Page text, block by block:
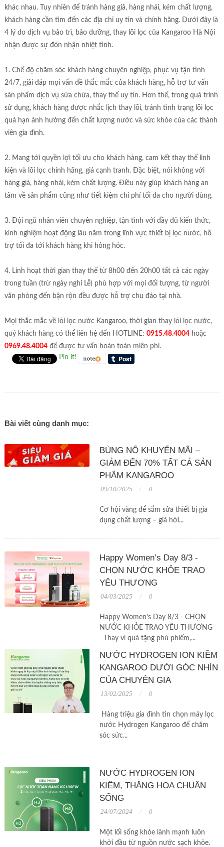
khác nhau. Tuy nhiên để tránh hàng giả, hàng nhái, kém chất lượng,
khách hàng cần tìm đến các địa chỉ uy tín và chính hãng. Dưới đây là
4 lý do dịch vụ bảo trì, bảo dưỡng, thay lõi lọc của Kangaroo Hà Nội
nhận được sự đón nhận nhiệt tình.
1. Chế độ chăm sóc khách hàng chuyên nghiệp, phục vụ tận tình
24/7, giải đáp mọi vấn đề thắc mắc của khách hàng, hỗ trợ tư vấn
sản phẩm dịch vụ sửa chữa, thay thế uy tín. Hơn thế, trong quá trình
sử dụng, khách hàng được nhắc lịch thay lõi, tránh tình trạng lõi lọc
quá hạn ảnh hưởng đến chất lượng nước và sức khỏe của các thành
viên gia đình.
2. Mang tới quyền lợi tối ưu cho khách hàng, cam kết thay thế linh
kiện và lõi lọc chính hãng, giá cạnh tranh. Đặc biệt, nói không với
hàng giả, hàng nhái, kém chất lượng. Điều này giúp khách hàng an
tâm về sản phẩm cũng như tiết kiệm chi phí tối đa cho người dùng.
3. Đội ngũ nhân viên chuyên nghiệp, tận tình với đầy đủ kiến thức,
kinh nghiệm hoạt động lâu năm trong lĩnh vực thiết bị lọc nước, hỗ
trợ tối đa tới khách hàng khi hỏng hóc.
4. Linh hoạt thời gian thay thế từ 8h00 đến 20h00 tất cả các ngày
trong tuần (trừ ngày nghỉ Lễ) phù hợp với mọi đối tượng, từ người
văn phòng đến bận rộn đều được hỗ trợ chu đáo tại nhà.
Mọi thắc mắc về lõi lọc nước Kangaroo, thời gian thay lõi lọc nước,
quý khách hàng có thể liên hệ đến HOTLINE: 0915.48.4004hoặc
0969.48.4004để được tư vấn hoàn toàn miễn phí.
Pin it!
Bài viết cùng danh mục:
BÙNG NỔ KHUYẾN MÃI –
GIẢM ĐẾN 70% TẤT CẢ SẢN
PHẨM KANGAROO
09/10/2025 0
Cơ hội vàng để sắm sửa thiết bị gia
dụng chất lượng – giá hời...
Happy Women’s Day 8/3 -
CHỌN NƯỚC KHỎE TRAO
YÊU THƯƠNG
04/03/2025 0
Happy Women’s Day 8/3 - CHỌN
NƯỚC KHỎE TRAO YÊU THƯƠNG
Thay vì quà tặng phù phiếm,...
NƯỚC HYDROGEN ION KIỀM
KANGAROO DƯỚI GÓC NHÌN
CỦA CHUYÊN GIA
13/02/2025 0
Hàng triệu gia đình tin chọn máy lọc
nước Hydrogen Kangaroo để chăm
sóc sức...
NƯỚC HYDROGEN ION
KIỀM, THĂNG HOA CHUẨN
SỐNG
24/07/2024 0
Một lối sống khỏe lành mạnh luôn
khởi đầu từ nguồn nước sạch khỏe.